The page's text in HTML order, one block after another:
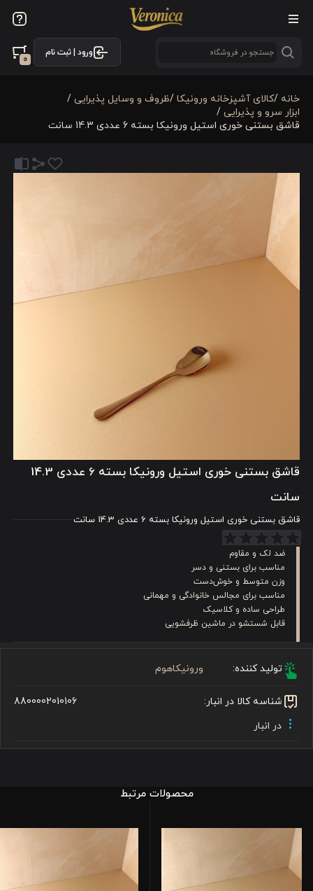
ورود | ثبت نام
0
خانه /كالای آشپزخانه ورونیکا /ظروف و وسایل پذیرایی /
ابزار سرو و پذیرایی /
قاشق بستنی خوری استیل ورونیکا بسته 6 عددی 14.3 سانت
قاشق بستنی خوری استیل ورونیکا بسته 6 عددی 14.3
سانت
قاشق بستنی خوری استیل ورونیکا بسته 6 عددی 14.3 سانت
ضد لک و مقاوم
مناسب برای بستنی و دسر
وزن متوسط و خوش‌دست
مناسب برای مجالس خانوادگی و مهمانی
طراحی ساده و کلاسیک
قابل شستشو در ماشین ظرفشویی
تولید کننده: ورونیکاهوم
شناسه کالا در انبار:
8800002010106
در انبار
محصولات مرتبط